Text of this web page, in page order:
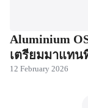
Aluminium
เตรียมมาแทน
12 February 2026